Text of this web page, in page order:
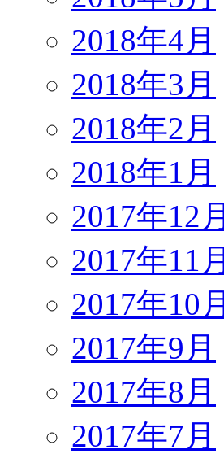
2018年4月
2018年3月
2018年2月
2018年1月
2017年12月
2017年11月
2017年10月
2017年9月
2017年8月
2017年7月